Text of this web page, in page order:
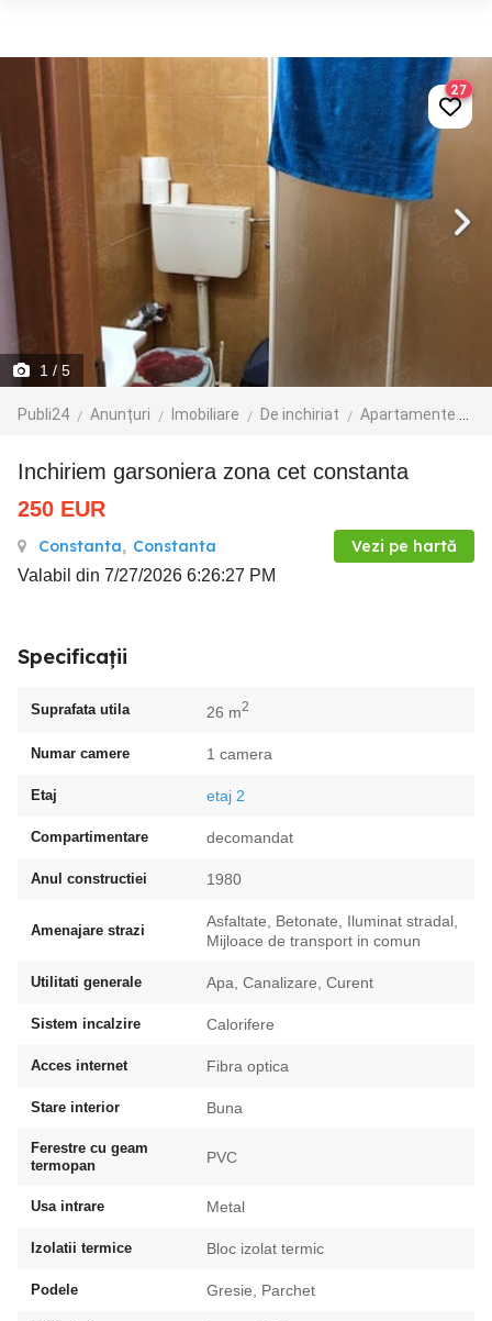
1 / 5
Publi24 Anunțuri Imobiliare De inchiriat Apartamente de inchiriat
27
inchiriem garsoniera zona cet constanta
250 EUR
Constanta, Constanta Vezi pe hartă
Valabil din 7/27/2026 6:26:27 PM
Specificații
Suprafata utila 26 m2
Numar camere 1 camera
Etaj etaj 2
Compartimentare decomandat
Anul constructiei 1980
Amenajare strazi
Asfaltate, Betonate, Iluminat stradal,
Mijloace de transport in comun
Utilitati generale Apa, Canalizare, Curent
Sistem incalzire Calorifere
Acces internet Fibra optica
Stare interior Buna
Ferestre cu geam
termopan
PVC
Usa intrare Metal
Izolatii termice Bloc izolat termic
Podele Gresie, Parchet